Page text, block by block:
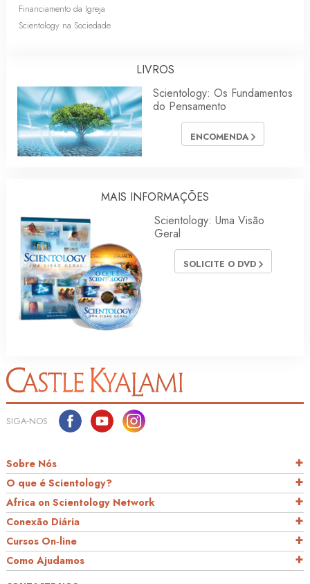
Financiamento da Igreja
Scientology na Sociedade
LIVROS
Scientology: Os Fundamentos
do Pensamento
ENCOMENDA
MAIS INFORMAÇÕES
Scientology: Uma Visão
Geral
SOLICITE O DVD
SIGA‑NOS
Sobre Nós
O que é Scientology?
Africa on Scientology Network
Conexão Diária
Cursos On‑line
Como Ajudamos